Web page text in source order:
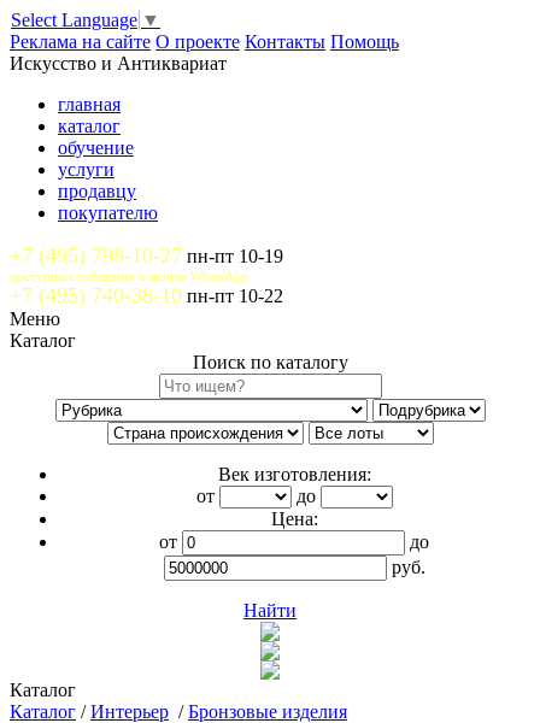
Select Language ▼
Реклама на сайте О проекте Контакты Помощь
Искусство и Антиквариат
главная
каталог
обучение
услуги
продавцу
покупателю
+7 (495) 798-10-27 пн-пт 10-19
доступны сообщения и звонки WhatsApp
+7 (495) 740-38-10 пн-пт 10-22
Меню
Каталог
Поиск по каталогу
Век изготовления:
от
до
Цена:
от
до
руб.
Найти
Каталог
Каталог /Интерьер /Бронзовые изделия